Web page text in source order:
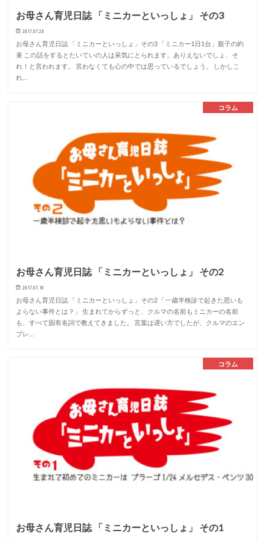
お母さん育児日誌 「ミニカーといっしょ」 その3
2017.07.24
お母さん育児日誌 「ミニカーといっしょ」その3 「ミニカー1日1台」親子の約
束 この話をするとたいていの人は呆気にとられます。ありえないでしょ、そ
れ！と言われます。 言わなくても心の中では思っているでしょう。 しかしこ
れ…
コラム
お母さん育児日誌 「ミニカーといっしょ」 その2
2017.07.10
お母さん育児日誌 「ミニカーといっしょ」その2 「一歳半検診で起きた思いも
よらない事件とは？」 生まれてからずっと、クルマの名前もミニカーの名前
も、すべて固有名詞で教えてきました。 言葉は遅い方でしたが、クルマのエン
ブレ…
コラム
お母さん育児日誌 「ミニカーといっしょ」 その1